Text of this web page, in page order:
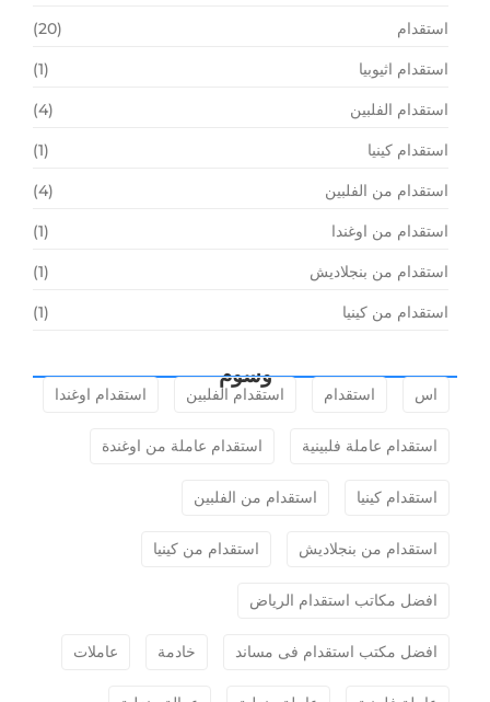
استقدام (20)
استقدام اثيوبيا (1)
استقدام الفلبين (4)
استقدام كينيا (1)
استقدام من الفلبين (4)
استقدام من اوغندا (1)
استقدام من بنجلاديش (1)
استقدام من كينيا (1)
وسوم
اس استقدام استقدام الفلبين استقدام اوغندا
استقدام عاملة فلبينية استقدام عاملة من اوغندة
استقدام كينيا استقدام من الفلبين
استقدام من بنجلاديش استقدام من كينيا
افضل مكاتب استقدام الرياض
افضل مكتب استقدام فى مساند خادمة عاملات